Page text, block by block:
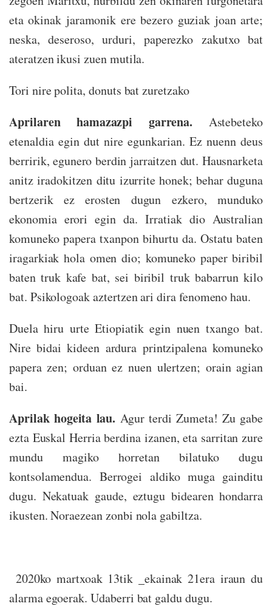
eta okinak jaramonik ere bezero guziak joan arte;
neska, deseroso, urduri, paperezko zakutxo bat
ateratzen ikusi zuen mutila.
Tori nire polita, donuts bat zuretzako
Aprilaren hamazazpi garrena. Astebeteko
etenaldia egin dut nire egunkarian. Ez nuenn deus
berririk, egunero berdin jarraitzen dut. Hausnarketa
anitz iradokitzen ditu izurrite honek; behar duguna
bertzerik ez erosten dugun ezkero, munduko
ekonomia erori egin da. Irratiak dio Australian
komuneko papera txanpon bihurtu da. Ostatu baten
iragarkiak hola omen dio; komuneko paper biribil
baten truk kafe bat, sei biribil truk babarrun kilo
bat. Psikologoak aztertzen ari dira fenomeno hau.
Duela hiru urte Etiopiatik egin nuen txango bat.
Nire bidai kideen ardura printzipalena komuneko
papera zen; orduan ez nuen ulertzen; orain agian
bai.
Aprilak hogeita lau. Agur terdi Zumeta! Zu gabe
ezta Euskal Herria berdina izanen, eta sarritan zure
mundu magiko horretan bilatuko dugu
kontsolamendua. Berrogei aldiko muga gainditu
dugu. Nekatuak gaude, eztugu bidearen hondarra
ikusten. Noraezean zonbi nola gabiltza.
2020ko martxoak 13tik _ekainak 21era iraun du
alarma egoerak. Udaberri bat galdu dugu.